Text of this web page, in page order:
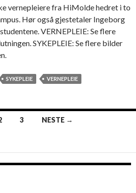
i
n
g
,
s
vernepleiere fra HiMolde hedret i to
Hør også gjestetaler Ingeborg
VERNEPLEIE: Se flere
SYKEPLEIE: Se flere bilder
SYKEPLEIE VERNEPLEIE
3 NESTE →